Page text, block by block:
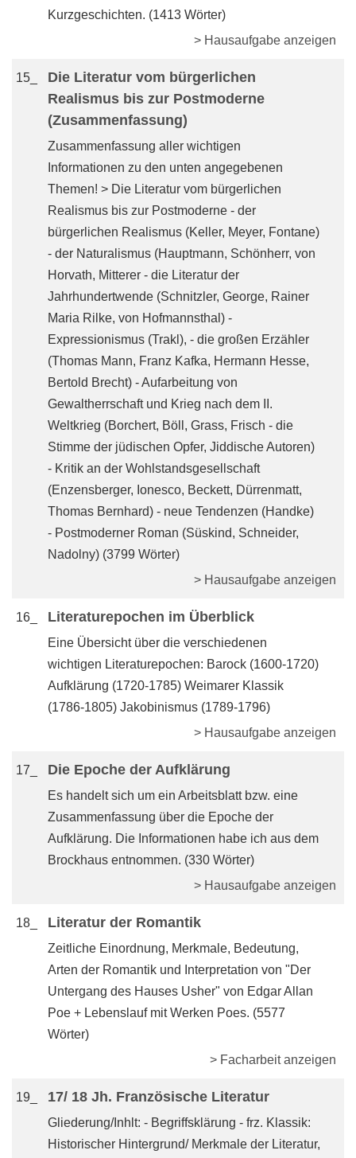
Kurzgeschichten. (1413 Wörter)
> Hausaufgabe anzeigen
15_
Die Literatur vom bürgerlichen
Realismus bis zur Postmoderne
(Zusammenfassung)
Zusammenfassung aller wichtigen
Informationen zu den unten angegebenen
Themen! > Die Literatur vom bürgerlichen
Realismus bis zur Postmoderne - der
bürgerlichen Realismus (Keller, Meyer, Fontane)
- der Naturalismus (Hauptmann, Schönherr, von
Horvath, Mitterer - die Literatur der
Jahrhundertwende (Schnitzler, George, Rainer
Maria Rilke, von Hofmannsthal) -
Expressionismus (Trakl), - die großen Erzähler
(Thomas Mann, Franz Kafka, Hermann Hesse,
Bertold Brecht) - Aufarbeitung von
Gewaltherrschaft und Krieg nach dem II.
Weltkrieg (Borchert, Böll, Grass, Frisch - die
Stimme der jüdischen Opfer, Jiddische Autoren)
- Kritik an der Wohlstandsgesellschaft
(Enzensberger, Ionesco, Beckett, Dürrenmatt,
Thomas Bernhard) - neue Tendenzen (Handke)
- Postmoderner Roman (Süskind, Schneider,
Nadolny) (3799 Wörter)
> Hausaufgabe anzeigen
16_ Literaturepochen im Überblick
Eine Übersicht über die verschiedenen
wichtigen Literaturepochen: Barock (1600-1720)
Aufklärung (1720-1785) Weimarer Klassik
(1786-1805) Jakobinismus (1789-1796)
> Hausaufgabe anzeigen
17_ Die Epoche der Aufklärung
Es handelt sich um ein Arbeitsblatt bzw. eine
Zusammenfassung über die Epoche der
Aufklärung. Die Informationen habe ich aus dem
Brockhaus entnommen. (330 Wörter)
> Hausaufgabe anzeigen
18_ Literatur der Romantik
Zeitliche Einordnung, Merkmale, Bedeutung,
Arten der Romantik und Interpretation von "Der
Untergang des Hauses Usher" von Edgar Allan
Poe + Lebenslauf mit Werken Poes. (5577
Wörter)
> Facharbeit anzeigen
19_ 17/ 18 Jh. Französische Literatur
Gliederung/Inhlt: - Begriffsklärung - frz. Klassik:
Historischer Hintergrund/ Merkmale der Literatur,